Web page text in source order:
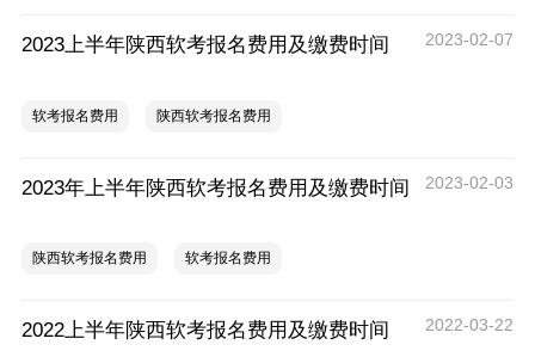
2023上半年陕西软考报名费用及缴费时间 2023-02-07
软考报名费用 陕西软考报名费用
2023年上半年陕西软考报名费用及缴费时间 2023-02-03
陕西软考报名费用 软考报名费用
2022上半年陕西软考报名费用及缴费时间 2022-03-22